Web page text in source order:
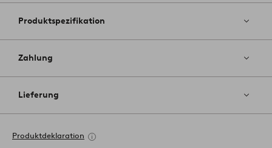
Produktspezifikation
Zahlung
Lieferung
Produktdeklaration